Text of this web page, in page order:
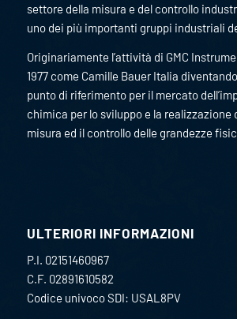
settore della misura e del controllo
uno dei più importanti gruppi industriali
Originariamente l’attività di GMC
1977 come Camille Bauer Italia
punto di riferimento per il mercato
chimica per lo sviluppo e la realizzazione
misura ed il controllo delle grandezze
ULTERIORI INFORMAZIONI
P.I. 02151460967
C.F. 02891610582
Codice univoco SDI: USAL8PV